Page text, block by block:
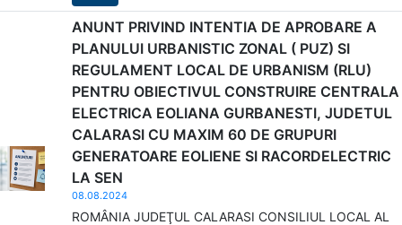
ANUNT PRIVIND INTENTIA DE APROBARE A
PLANULUI URBANISTIC ZONAL ( PUZ) SI
REGULAMENT LOCAL DE URBANISM (RLU)
PENTRU OBIECTIVUL CONSTRUIRE CENTRALA
ELECTRICA EOLIANA GURBANESTI, JUDETUL
CALARASI CU MAXIM 60 DE GRUPURI
GENERATOARE EOLIENE SI RACORDELECTRIC
LA SEN
08.08.2024
ROMÂNIA JUDEŢUL CALARASI CONSILIUL LOCAL AL